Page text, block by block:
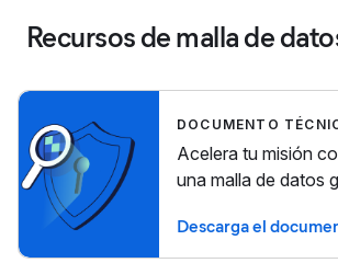
Recursos de malla de
DOCUMENTO
Acelera tu misión
una malla de datos
Descarga el